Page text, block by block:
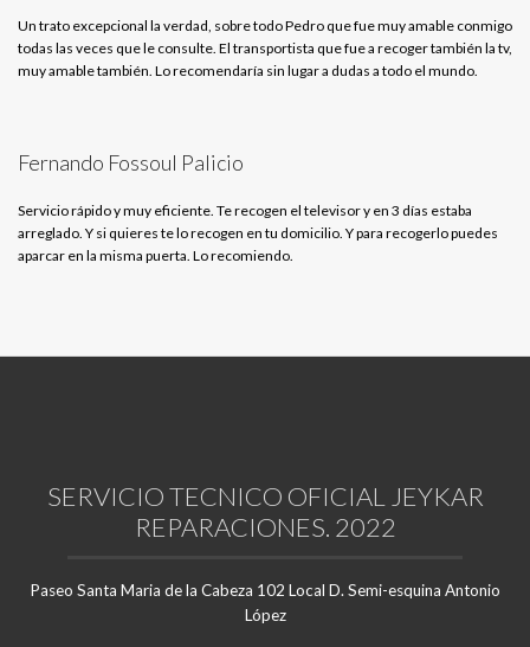
Un trato excepcional la verdad, sobre todo Pedro que fue muy amable conmigo
todas las veces que le consulte. El transportista que fue a recoger también la tv,
muy amable también. Lo recomendaría sin lugar a dudas a todo el mundo.
Fernando Fossoul Palicio
Servicio rápido y muy eficiente. Te recogen el televisor y en 3 días estaba
arreglado. Y si quieres te lo recogen en tu domicilio. Y para recogerlo puedes
aparcar en la misma puerta. Lo recomiendo.
SERVICIO TECNICO OFICIAL JEYKAR
REPARACIONES. 2022
Paseo Santa Maria de la Cabeza 102 Local D. Semi-esquina Antonio
López